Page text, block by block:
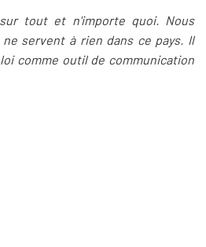
tout et n'importe quoi. Nous
servent à rien dans ce pays. Il
comme outil de communication